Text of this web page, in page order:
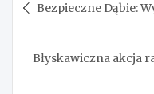
wpisu
Bezpieczne Dąbie:
Błyskawiczna akcja